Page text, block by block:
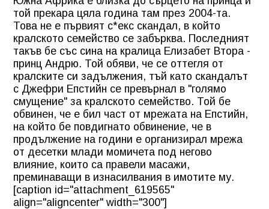
той прекара цяла година там през 2004-та.
Това не е първият с*екс скандал, в който
кралското семейство се забърква. Последният
такъв бе със сина на кралица Елизабет Втора -
принц Андрю. Той обяви, че се оттегля от
кралските си задължения, тъй като скандалът
с Джефри Епстийн се превърнал в "голямо
смущение" за кралското семейство. Той бе
обвинен, че е бил част от мрежата на Епстийн,
на който бе повдигнато обвинение, че в
продължение на години е организирал мрежа
от десетки млади момичета под негово
влияние, които са правели масажи,
преминаващи в изнасилвания в имотите му.
[caption id="attachment_619565"
align="aligncenter" width="300"]